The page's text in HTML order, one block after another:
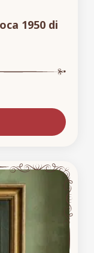
1950 di